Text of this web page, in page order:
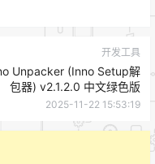
开发工具
Unpacker (Inno Setup解
包器) v2.1.2.0 中文绿色版
2025-11-22 15:53:19